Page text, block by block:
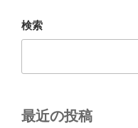
検索
最近の投稿